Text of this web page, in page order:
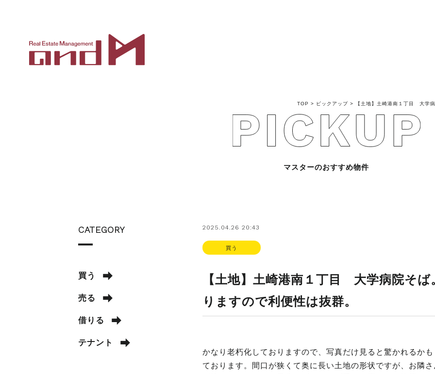
会社概要
TOP > ピックアップ> 【土地】土崎港南１丁目 大学
マスターのおすすめ物件
2025.04.26 20:43
買う
【土地】土崎港南１丁目 大学病院そ
りますので利便性は抜群。
かなり老朽化しておりますので、写真だけ見ると驚かれるか
ております。間口が狭くて奥に長い土地の形状ですが、お隣
CATEGORY
買う
売る
借りる
テナント